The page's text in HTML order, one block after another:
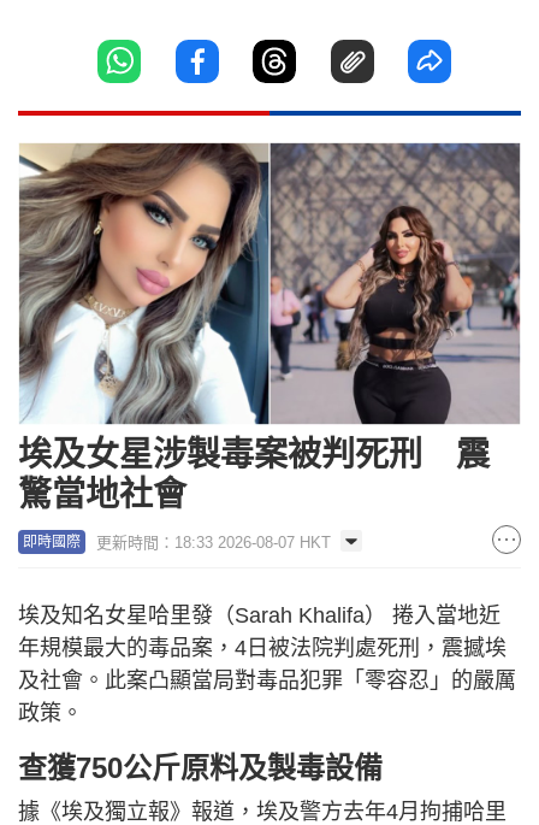
埃及女星涉製毒案被判死刑 震
驚當地社會
即時國際 更新時間：18:33 2026-08-07 HKT
埃及知名女星哈里發（Sarah Khalifa） 捲入當地近
年規模最大的毒品案，4日被法院判處死刑，震撼埃
及社會。此案凸顯當局對毒品犯罪「零容忍」的嚴厲
政策。
查獲750公斤原料及製毒設備
據《埃及獨立報》報道，埃及警方去年4月拘捕哈里